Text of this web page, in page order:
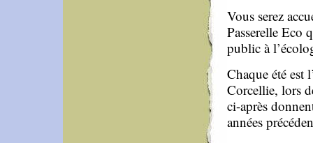
Vous serez
Passerelle Eco
public à
Chaque été est
Corcellie, lors
ci-après
années